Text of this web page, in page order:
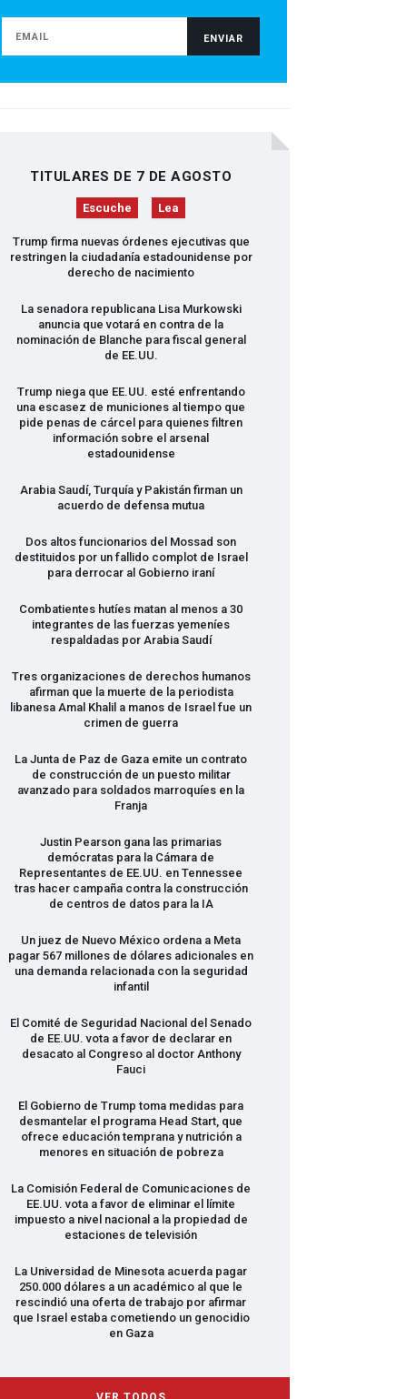
TITULARES DE 7 DE AGOSTO
Escuche Lea
Trump firma nuevas órdenes ejecutivas que
restringen la ciudadanía estadounidense por
derecho de nacimiento
La senadora republicana Lisa Murkowski
anuncia que votará en contra de la
nominación de Blanche para fiscal general
de EE.UU.
Trump niega que EE.UU. esté enfrentando
una escasez de municiones al tiempo que
pide penas de cárcel para quienes filtren
información sobre el arsenal
estadounidense
Arabia Saudí, Turquía y Pakistán firman un
acuerdo de defensa mutua
Dos altos funcionarios del Mossad son
destituidos por un fallido complot de Israel
para derrocar al Gobierno iraní
Combatientes hutíes matan al menos a 30
integrantes de las fuerzas yemeníes
respaldadas por Arabia Saudí
Tres organizaciones de derechos humanos
afirman que la muerte de la periodista
libanesa Amal Khalil a manos de Israel fue un
crimen de guerra
La Junta de Paz de Gaza emite un contrato
de construcción de un puesto militar
avanzado para soldados marroquíes en la
Franja
Justin Pearson gana las primarias
demócratas para la Cámara de
Representantes de EE.UU. en Tennessee
tras hacer campaña contra la construcción
de centros de datos para la IA
Un juez de Nuevo México ordena a Meta
pagar 567 millones de dólares adicionales en
una demanda relacionada con la seguridad
infantil
El Comité de Seguridad Nacional del Senado
de EE.UU. vota a favor de declarar en
desacato al Congreso al doctor Anthony
Fauci
El Gobierno de Trump toma medidas para
desmantelar el programa Head Start, que
ofrece educación temprana y nutrición a
menores en situación de pobreza
La Comisión Federal de Comunicaciones de
EE.UU. vota a favor de eliminar el límite
impuesto a nivel nacional a la propiedad de
estaciones de televisión
La Universidad de Minesota acuerda pagar
250.000 dólares a un académico al que le
rescindió una oferta de trabajo por afirmar
que Israel estaba cometiendo un genocidio
en Gaza